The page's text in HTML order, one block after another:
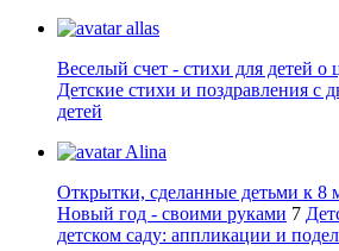
allas
Веселый счет - стихи для детей
Детские стихи и поздравления с
детей
Alina
Открытки, сделанные детьми к 8
Новый год - своими руками 7
детском саду: аппликации и